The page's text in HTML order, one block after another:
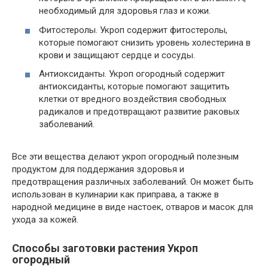
необходимый для здоровья глаз и кожи.
Фитостеролы. Укроп содержит фитостеролы,
которые помогают снизить уровень холестерина в
крови и защищают сердце и сосуды.
Антиоксиданты. Укроп огородный содержит
антиоксиданты, которые помогают защитить
клетки от вредного воздействия свободных
радикалов и предотвращают развитие раковых
заболеваний.
Все эти вещества делают укроп огородный полезным
продуктом для поддержания здоровья и
предотвращения различных заболеваний. Он может быть
использован в кулинарии как приправа, а также в
народной медицине в виде настоек, отваров и масок для
ухода за кожей.
Способы заготовки растения Укроп
огородный